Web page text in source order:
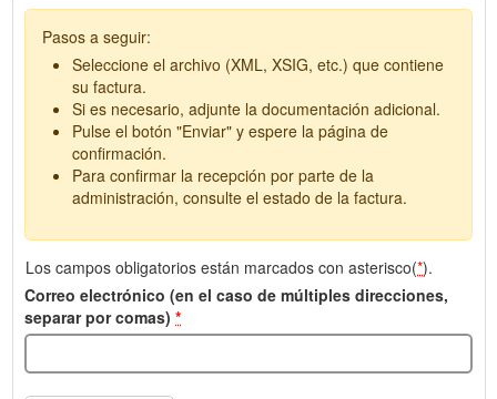
Pasos a seguir:
Seleccione el archivo (XML, XSIG, etc.) que contiene
su factura.
Si es necesario, adjunte la documentación adicional.
Pulse el botón "Enviar" y espere la página de
confirmación.
Para confirmar la recepción por parte de la
administración, consulte el estado de la factura.
Los campos obligatorios están marcados con asterisco(*).
Correo electrónico (en el caso de múltiples direcciones,
separar por comas) *